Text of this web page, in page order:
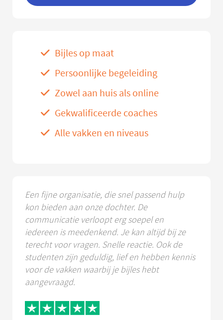
Bijles op maat
Persoonlijke begeleiding
Zowel aan huis als online
Gekwalificeerde coaches
Alle vakken en niveaus
Een fijne organisatie, die snel passend hulp
kon bieden aan onze dochter. De
communicatie verloopt erg soepel en
iedereen is meedenkend. Je kan altijd bij ze
terecht voor vragen. Snelle reactie. Ook de
studenten zijn geduldig, lief en hebben kennis
voor de vakken waarbij je bijles hebt
aangevraagd.